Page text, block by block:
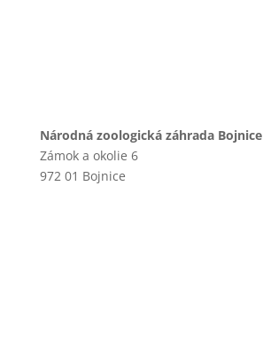
Národná zoologická záhrada Bojnice
Zámok a okolie 6
972 01 Bojnice